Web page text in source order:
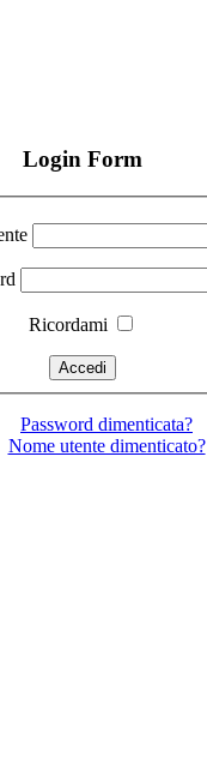
Login Form
Ricordami
Password dimenticata?
Nome utente dimenticato?